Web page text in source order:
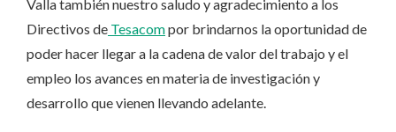
Valla también nuestro saludo y agradecimiento a los
Directivos de Tesacompor brindarnos la oportunidad de
poder hacer llegar a la cadena de valor del trabajo y el
empleo los avances en materia de investigación y
desarrollo que vienen llevando adelante.